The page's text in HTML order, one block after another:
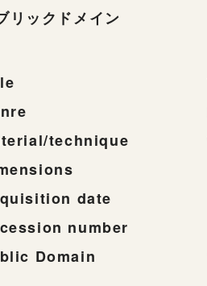
リックドメイン
technique
date
number
Domain